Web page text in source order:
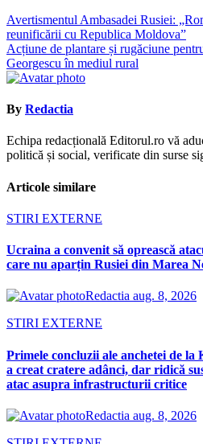
Navigare
în
articole
Avertismentul Ambasadei Rusiei:
reunificării cu Republica Moldova”
Acțiune de plantare și rugăciune
Georgescu în mediul rural
By Redactia
Echipa redacțională Editorul.ro vă
politică și social, verificate din surse
Articole similare
STIRI EXTERNE
Ucraina a convenit să oprească
care nu aparțin Rusiei din Marea
Redactia aug. 8, 2026
STIRI EXTERNE
Primele concluzii ale anchetei de
a creat cratere adânci, dar ridică
atac asupra infrastructurii critice
Redactia aug. 8, 2026